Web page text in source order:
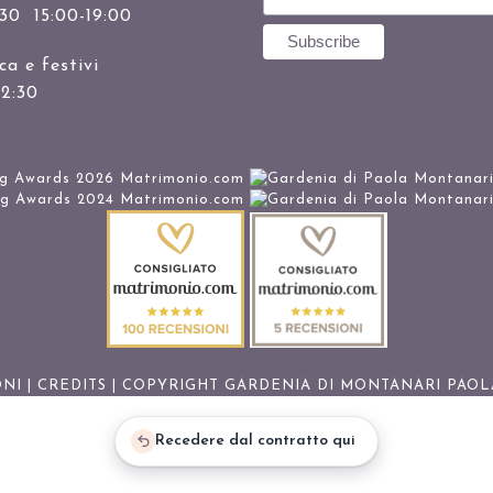
15:00-19:00
e festivi
CREDITS | COPYRIGHT GARDENIA DI MONTANARI
Recedere dal contratto qui